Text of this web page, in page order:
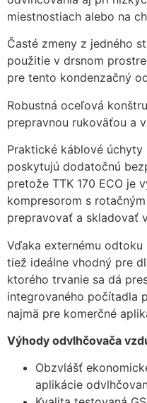
miestnostiach alebo na
Časté zmeny z jedného
použitie v drsnom
pre tento kondenzačný
Robustná oceľová
prepravnou rukoväťou a
Praktické káblové úchyty
poskytujú dodatočnú
pretože TTK 170 ECO je
kompresorom s
prepravovať a skladovať
Vďaka externému odtoku
tiež ideálne vhodný pre
ktorého trvanie sa dá
integrovaného počítadla
najmä pre komerčné
Výhody odvlhčovača
Obzvlášť
aplikácie